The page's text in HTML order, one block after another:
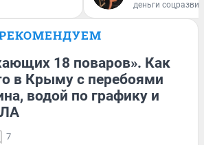
деньги
18 поваров». Как
в Крыму с перебоями
водой по графику и
7